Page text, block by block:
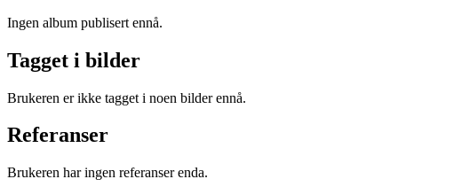
Ingen album publisert ennå.
Tagget i bilder
Brukeren er ikke tagget i noen bilder ennå.
Referanser
Brukeren har ingen referanser enda.